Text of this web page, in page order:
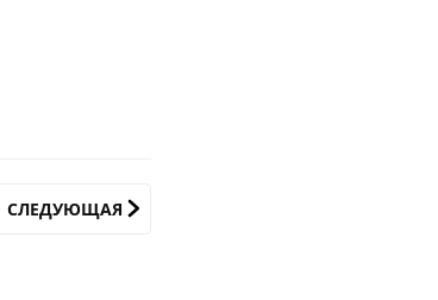
СЛЕДУЮЩАЯ